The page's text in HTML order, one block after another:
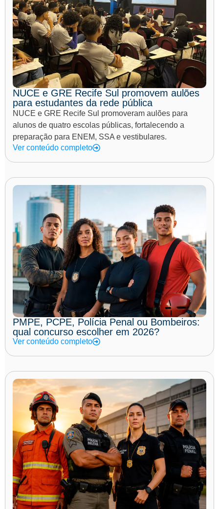
NUCE e GRE Recife Sul promovem aulões
para estudantes da rede pública
NUCE e GRE Recife Sul promoveram aulões para
alunos de quatro escolas públicas, fortalecendo a
preparação para ENEM, SSA e vestibulares.
Ver conteúdo completo
PMPE, PCPE, Polícia Penal ou Bombeiros:
qual concurso escolher em 2026?
Ver conteúdo completo